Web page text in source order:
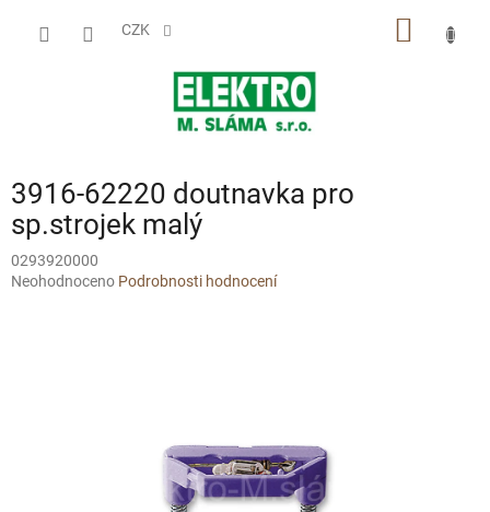
CZK
3916-62220 doutnavka pro
sp.strojek malý
0293920000
Průměrné
Neohodnoceno Podrobnosti hodnocení